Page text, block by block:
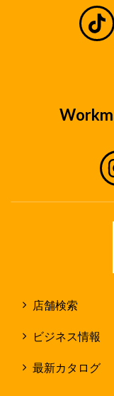
店舗検索
ビジネス情報
最新カタログ